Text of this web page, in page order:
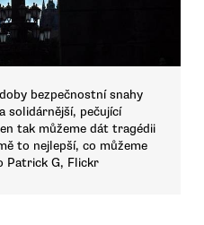
bezpečnostní snahy
solidárnější, pečující
tak můžeme dát tragédii
to nejlepší, co můžeme
Patrick G, Flickr